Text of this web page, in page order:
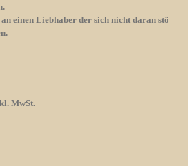
einen Liebhaber der sich nicht daran stört
MwSt.